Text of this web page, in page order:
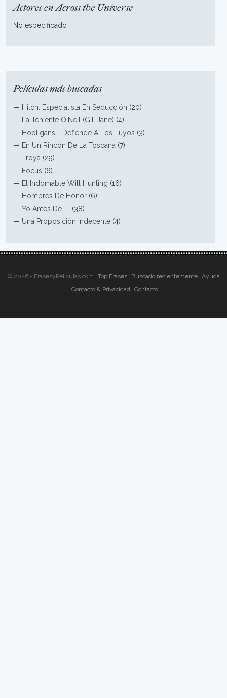
Actores en Across the Universe
No especificado
Películas más buscadas
— Hitch: Especialista En Seducción (20)
—
La Teniente O'Neil (G.I. Jane) (4)
— Hooligans - Defiende A Los Tuyos (3)
— En Un Rincón De La Toscana (7)
—Troya (29)
— Focus (6)
— El Indomable Will Hunting (16)
— Hombres De Honor (6)
—Yo Antes De Ti (38)
— Una Proposición Indecente (4)
© 2026 - FrasesyPeliculas.com Top Frases Buscado recientemente
Ayuda
Contacto & Privacidad
Contacto